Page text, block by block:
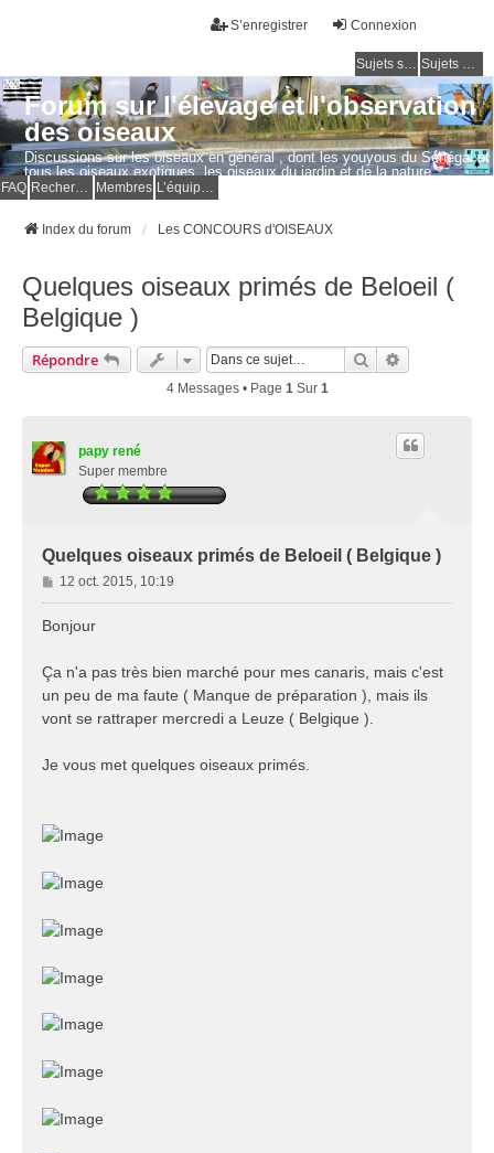
Connexion
S’enregistrer
Sujets sans réponse Sujets actifs
Forum sur l'élevage et l'observation
des oiseaux
Discussions sur les oiseaux en général , dont les youyous du Sénégal et
tous les oiseaux exotiques, les oiseaux du jardin et de la nature.
Questions, photos, expériences.
FAQ Membres
Index du forum Les CONCOURS d'OISEAUX
Quelques oiseaux primés de Beloeil (
Belgique )
Répondre Rechercher
4 Messages • Page 1 Sur 1
papy rené
Super membre
Quelques oiseaux primés de Beloeil ( Belgique )
M
e
s
g
e
12 oct. 2015, 10:19
Bonjour
Ça n'a pas très bien marché pour mes canaris, mais c'est
un peu de ma faute ( Manque de préparation ), mais ils
vont se rattraper mercredi a Leuze ( Belgique ).
Je vous met quelques oiseaux primés.